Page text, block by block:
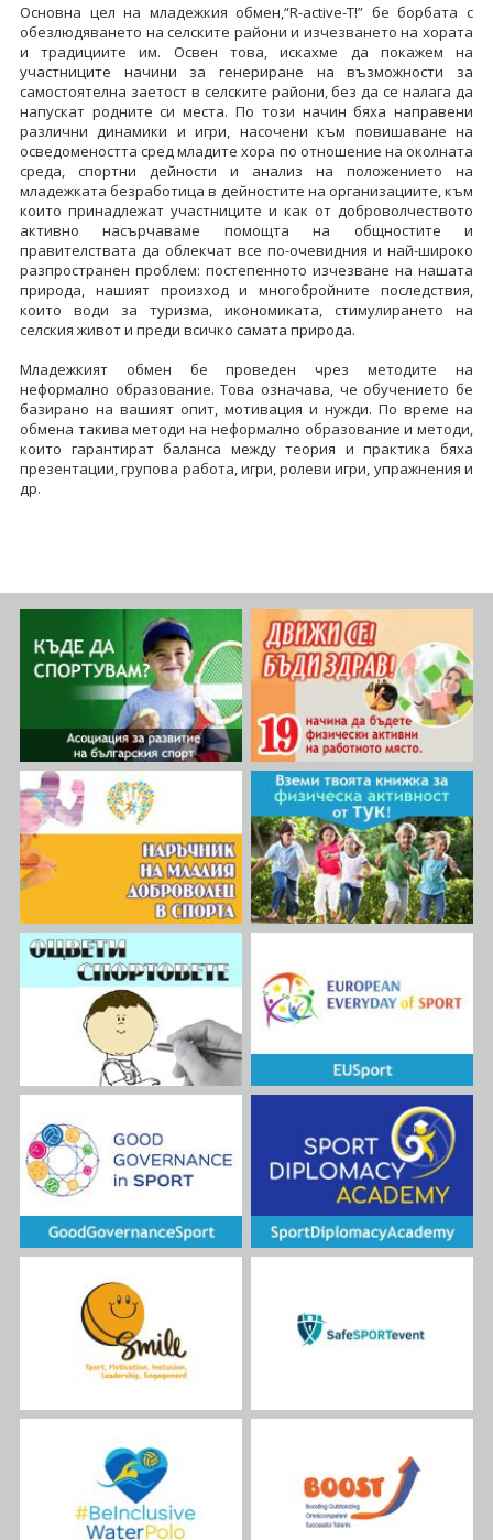
Основна цел на младежкия обмен,“R-active-T!” бе борбата с
обезлюдяването на селските райони и изчезването на хората
и традициите им. Освен това, искахме да покажем на
участниците начини за генериране на възможности за
самостоятелна заетост в селските райони, без да се налага да
напускат родните си места. По този начин бяха направени
различни динамики и игри, насочени към повишаване на
осведомеността сред младите хора по отношение на околната
среда, спортни дейности и анализ на положението на
младежката безработица в дейностите на организациите, към
които принадлежат участниците и как от доброволчеството
активно насърчаваме помощта на общностите и
правителствата да облекчат все по-очевидния и най-широко
разпространен проблем: постепенното изчезване на нашата
природа, нашият произход и многобройните последствия,
които води за туризма, икономиката, стимулирането на
селския живот и преди всичко самата природа.
Младежкият обмен бе проведен чрез методите на
неформално образование. Това означава, че обучението бе
базирано на вашият опит, мотивация и нужди. По време на
обмена такива методи на неформално образование и методи,
които гарантират баланса между теория и практика бяха
презентации, групова работа, игри, ролеви игри, упражнения и
др.